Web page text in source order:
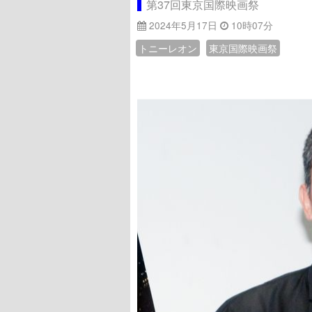
第37回東京国際映画祭
2024年5月17日
10時07分
トニーレオン
東京国際映画祭